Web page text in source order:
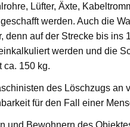
Lüfter, Äxte,
werden. Auch die
auf der Strecke bis ins
werden und die
ca. 150 kg.
des Löschzugs an
für den Fall einer
Bewohnern des